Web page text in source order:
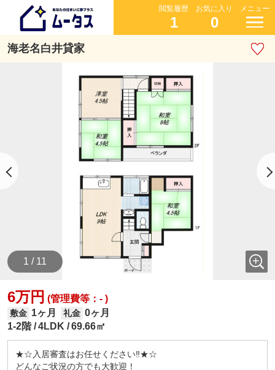
閲覧履歴
1
お気に入り
0
メニュー
海老名白井貸家
1 / 11
6万円 (管理費等：- )
敷金 1ヶ月 礼金 0ヶ月
1-2階 4LDK 69.66㎡
★☆入居審査はお任せください‼★☆
どんなご状況の方でも大歓迎！